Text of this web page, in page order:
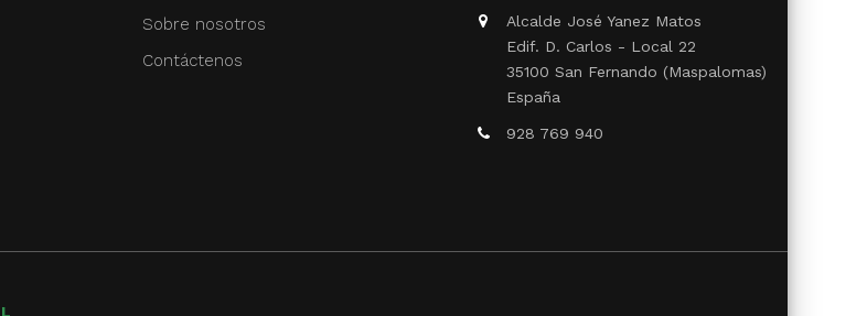
Sobre nosotros
Contáctenos
Alcalde José Yanez Matos
Edif. D. Carlos - Local 22
35100 San Fernando (Maspalomas)
España
928 769 940